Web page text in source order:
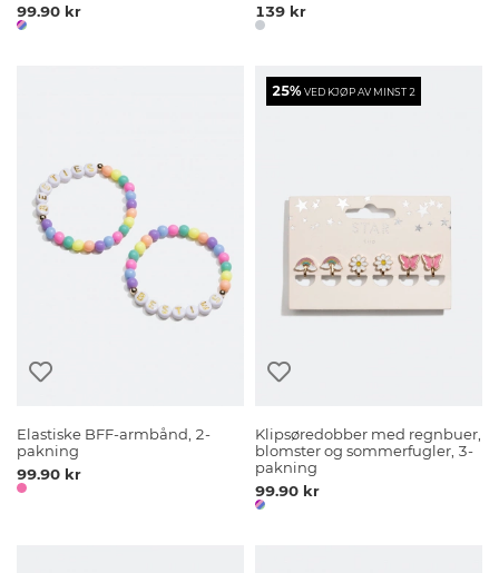
99.90 kr
139 kr
Elastiske BFF-armbånd, 2-
pakning
99.90 kr
25%VED KJØP AV MINST 2
Klipsøredobber med regnbuer,
blomster og sommerfugler, 3-
pakning
99.90 kr